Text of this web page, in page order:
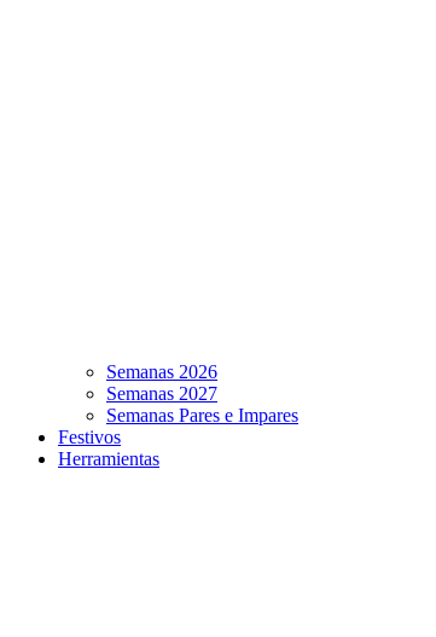
Semanas 2026
Semanas 2027
Semanas Pares e Impares
Festivos
Herramientas